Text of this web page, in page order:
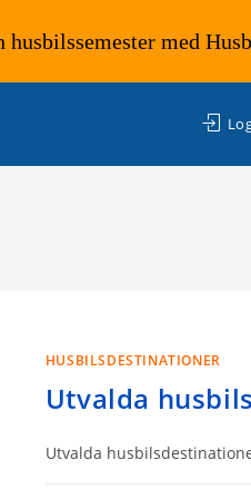
HUSBILSDESTINATIONER
Utvalda
Utvalda
husbilssemester med